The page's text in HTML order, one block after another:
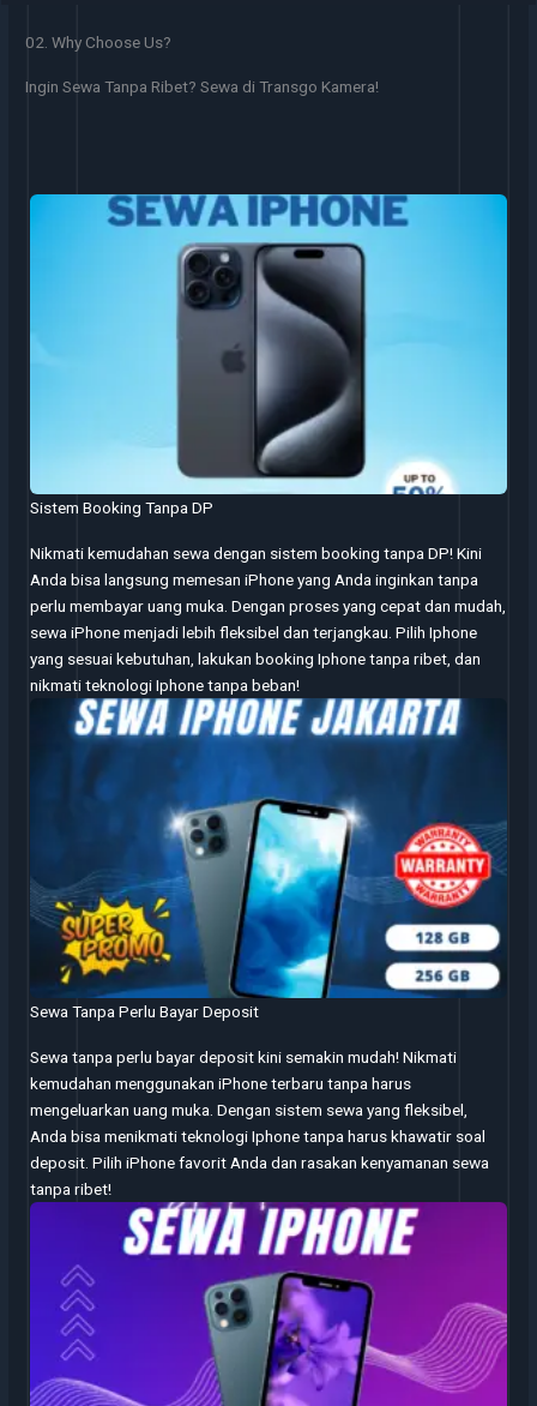
02. Why Choose Us?
Ingin Sewa Tanpa Ribet? Sewa di Transgo Kamera!
Sistem Booking Tanpa DP
Nikmati kemudahan sewa dengan sistem booking tanpa DP! Kini
Anda bisa langsung memesan iPhone yang Anda inginkan tanpa
perlu membayar uang muka. Dengan proses yang cepat dan mudah,
sewa iPhone menjadi lebih fleksibel dan terjangkau. Pilih Iphone
yang sesuai kebutuhan, lakukan booking Iphone tanpa ribet, dan
nikmati teknologi Iphone tanpa beban!
Sewa Tanpa Perlu Bayar Deposit
Sewa tanpa perlu bayar deposit kini semakin mudah! Nikmati
kemudahan menggunakan iPhone terbaru tanpa harus
mengeluarkan uang muka. Dengan sistem sewa yang fleksibel,
Anda bisa menikmati teknologi Iphone tanpa harus khawatir soal
deposit. Pilih iPhone favorit Anda dan rasakan kenyamanan sewa
tanpa ribet!